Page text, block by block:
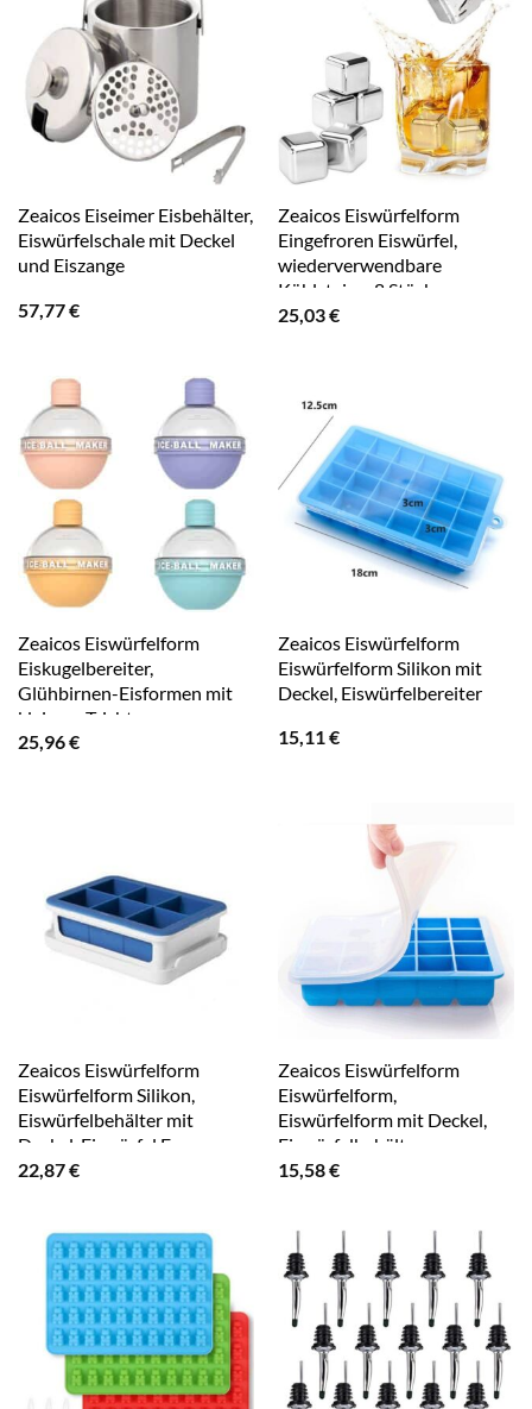
Zeaicos Eiseimer Eisbehälter,
Eiswürfelschale mit Deckel
und Eiszange
57,77€
Zeaicos Eiswürfelform
Eingefroren Eiswürfel,
wiederverwendbare
Kühlsteine, 8 Stück
25,03€
Zeaicos Eiswürfelform
Eiskugelbereiter,
Glühbirnen-Eisformen mit
kleinem Trichter
25,96€
Zeaicos Eiswürfelform
Eiswürfelform Silikon mit
Deckel, Eiswürfelbereiter
15,11€
Zeaicos Eiswürfelform
Eiswürfelform Silikon,
Eiswürfelbehälter mit
Deckel, Eiswürfel Form
22,87€
Zeaicos Eiswürfelform
Eiswürfelform,
Eiswürfelform mit Deckel,
Eiswürfelbehälter
15,58€